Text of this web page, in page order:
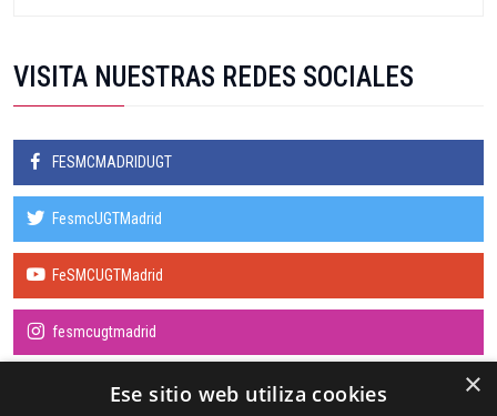
VISITA NUESTRAS REDES SOCIALES
FESMCMADRIDUGT
FesmcUGTMadrid
FeSMCUGTMadrid
fesmcugtmadrid
×
Ese sitio web utiliza cookies